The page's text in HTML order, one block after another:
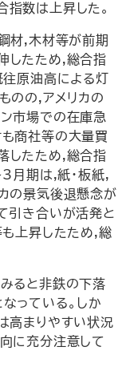
数は上昇した。
材,木材等が前期
したため,総合指
原油高による灯
のの,アメリカの
市場での在庫急
商社等の大量買
したため,総合指
月期は,紙・板紙,
の景気後退懸念が
引き合いが活発と
上昇したため,総
ると非鉄の下落
っている。しか
高まりやすい状況
に充分注意して